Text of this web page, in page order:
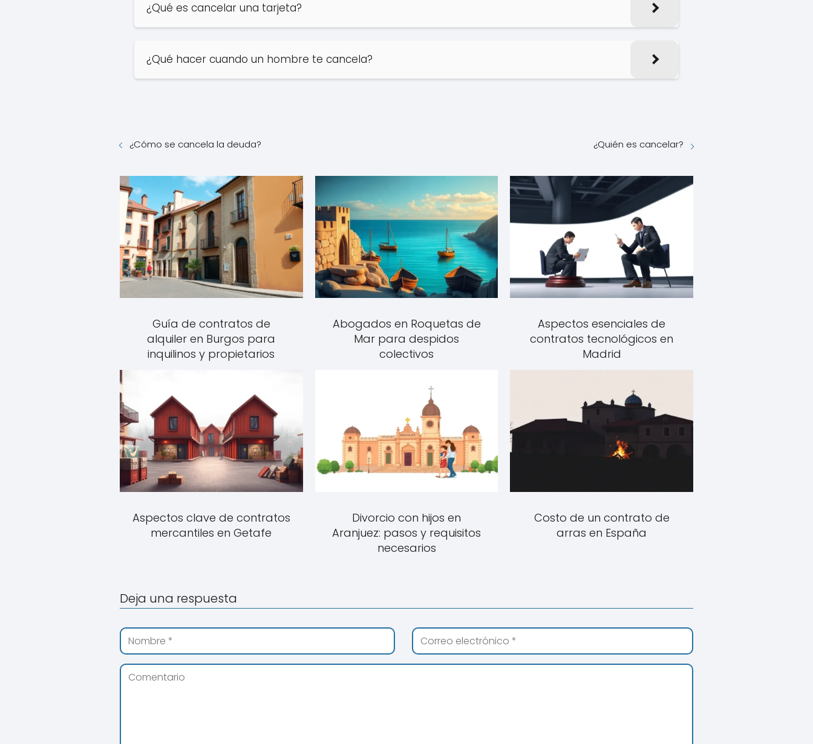
¿Qué es cancelar una tarjeta?
¿Qué hacer cuando un hombre te cancela?
¿Cómo se cancela la deuda? ¿Quién es cancelar?
Guía de contratos de
alquiler en Burgos para
inquilinos y propietarios
Abogados en Roquetas de
Mar para despidos
colectivos
Aspectos esenciales de
contratos tecnológicos en
Madrid
Aspectos clave de contratos
mercantiles en Getafe
Divorcio con hijos en
Aranjuez: pasos y requisitos
necesarios
Costo de un contrato de
arras en España
Deja una respuesta